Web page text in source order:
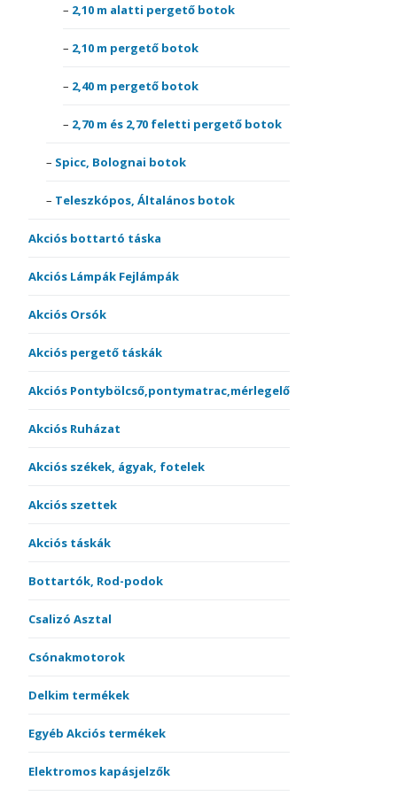
2,10 m alatti pergető botok
2,10 m pergető botok
2,40 m pergető botok
2,70 m és 2,70 feletti pergető botok
Spicc, Bolognai botok
Teleszkópos, Általános botok
Akciós bottartó táska
Akciós Lámpák Fejlámpák
Akciós Orsók
Akciós pergető táskák
Akciós Pontybölcső,pontymatrac,mérlegelő
Akciós Ruházat
Akciós székek, ágyak, fotelek
Akciós szettek
Akciós táskák
Bottartók, Rod-podok
Csalizó Asztal
Csónakmotorok
Delkim termékek
Egyéb Akciós termékek
Elektromos kapásjelzők